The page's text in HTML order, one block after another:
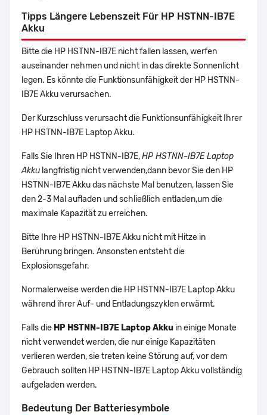
Tipps Längere Lebenszeit Für HP HSTNN-IB7E
Akku
Bitte die HP HSTNN-IB7E nicht fallen lassen, werfen
auseinander nehmen und nicht in das direkte Sonnenlicht
legen. Es könnte die Funktionsunfähigkeit der HP HSTNN-
IB7E Akku verursachen.
Der Kurzschluss verursacht die Funktionsunfähigkeit Ihrer
HP HSTNN-IB7E Laptop Akku.
Falls Sie Ihren HP HSTNN-IB7E,HP HSTNN-IB7E Laptop
Akku langfristig nicht verwenden,dann bevor Sie den HP
HSTNN-IB7E Akku das nächste Mal benutzen, lassen Sie
den 2-3 Mal aufladen und schließlich entladen,um die
maximale Kapazität zu erreichen.
Bitte Ihre HP HSTNN-IB7E Akku nicht mit Hitze in
Berührung bringen. Ansonsten entsteht die
Explosionsgefahr.
Normalerweise werden die HP HSTNN-IB7E Laptop Akku
während ihrer Auf- und Entladungszyklen erwärmt.
Falls die HP HSTNN-IB7E Laptop Akku in einige Monate
nicht verwendet werden, die nur einige Kapazitäten
verlieren werden, sie treten keine Störung auf, vor dem
Gebrauch sollten HP HSTNN-IB7E Laptop Akku vollständig
aufgeladen werden.
Bedeutung Der Batteriesymbole